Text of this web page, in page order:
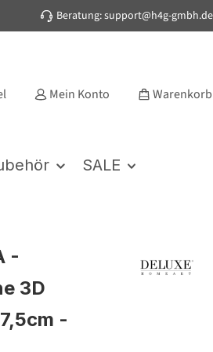
Beratung: support@h4g-gmbh.de
Mein Konto Warenkorb
SALE
-
3D
-